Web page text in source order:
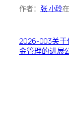
作者： 张 小玲
2026-003关于
金管理的进展